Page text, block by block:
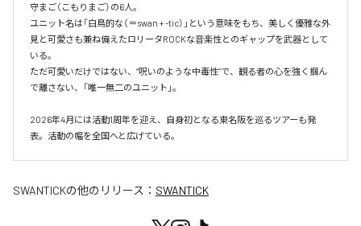
守まご（こもりまご）の6人。
ユニット名は「白鳥的な（＝swan + -tic）」という意味をもち、美しく優雅な外
見と可愛さも兼ね備えたロリータROCKな音楽性とのギャップを武器として
いる。
ただ可愛いだけではない、“呪いのような中毒性”で、観る者の心を強く掴ん
で離さない、「唯一無二のユニット」。
2026年4月には活動1周年を迎え、自身初となる東名阪を巡るツアーも発
表。活動の幅を全国へと広げている。
SWANTICKの他のリリース： SWANTICK